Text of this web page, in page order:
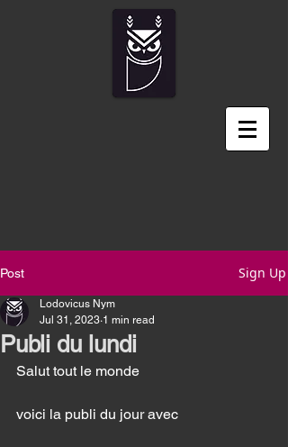
Post Sign Up
Publi du lundi
Lodovicus Nym
Jul 31, 2023 1 min read
Salut tout le monde
voici la publi du jour avec